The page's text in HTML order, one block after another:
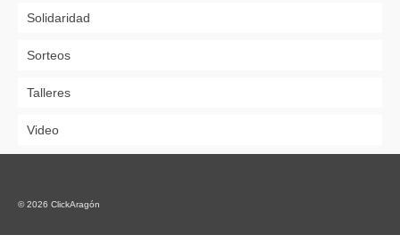
Solidaridad
Sorteos
Talleres
Video
© 2026 ClickAragón